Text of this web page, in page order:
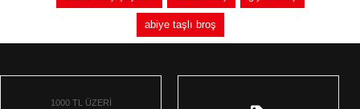
abiye taşlı broş
1000 TL ÜZERİ